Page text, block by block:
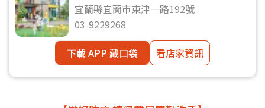
宜蘭縣宜蘭市東津一路192號
03-9229268
下載 APP 藏口袋
看店家資訊